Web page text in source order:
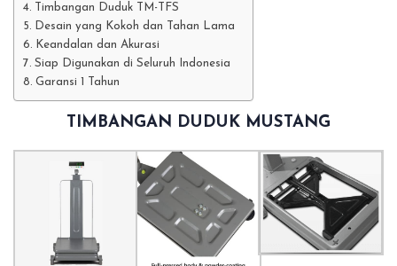
Timbangan Duduk TM-TFS
Desain yang Kokoh dan Tahan Lama
Keandalan dan Akurasi
Siap Digunakan di Seluruh Indonesia
Garansi 1 Tahun
TIMBANGAN DUDUK MUSTANG